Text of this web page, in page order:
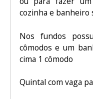
cozinha e banheiro
Nos fundos
cômodos e um
cima 1 cômodo
Quintal com vaga